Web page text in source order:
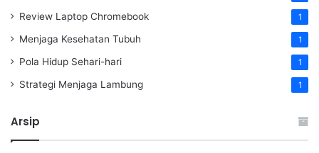
Review Laptop Chromebook 1
Menjaga Kesehatan Tubuh 1
Pola Hidup Sehari-hari 1
Strategi Menjaga Lambung 1
Arsip